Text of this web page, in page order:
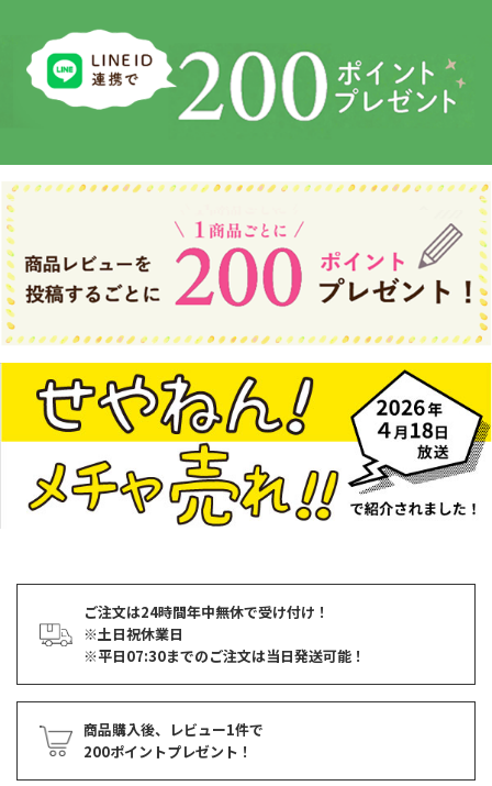
ご注文は24時間年中無休で受け付け！
※土日祝休業日
※平日07:30までのご注文は当日発送可能！
商品購入後、レビュー1件で
200ポイントプレゼント！